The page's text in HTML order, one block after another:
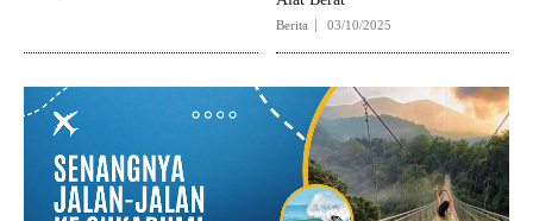
Berita 03/10/2025